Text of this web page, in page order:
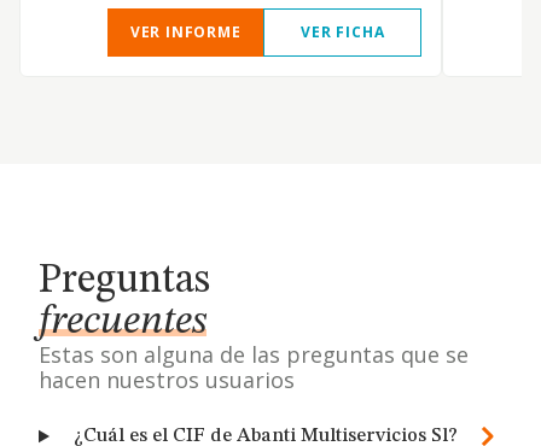
VER INFORME VER FICHA
Preguntas
frecuentes
Estas son alguna de las preguntas que se
hacen nuestros usuarios
¿Cuál es el CIF de Abanti Multiservicios Sl?